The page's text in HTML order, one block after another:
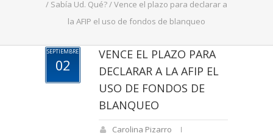
/ Sabía Ud. Qué?/Vence el plazo para declarar a
la AFIP el uso de fondos de blanqueo
SEPTIEMBRE
02
VENCE EL PLAZO PARA
DECLARAR A LA AFIP EL
USO DE FONDOS DE
BLANQUEO
Carolina Pizarro